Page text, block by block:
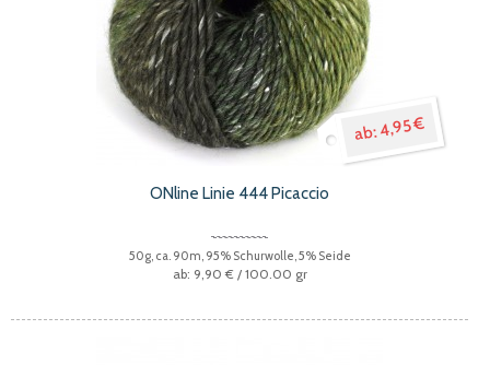
4,95 €
ONline Linie 444 Picaccio
50g, ca. 90m, 95% Schurwolle, 5% Seide
9,90 € / 100.00 gr